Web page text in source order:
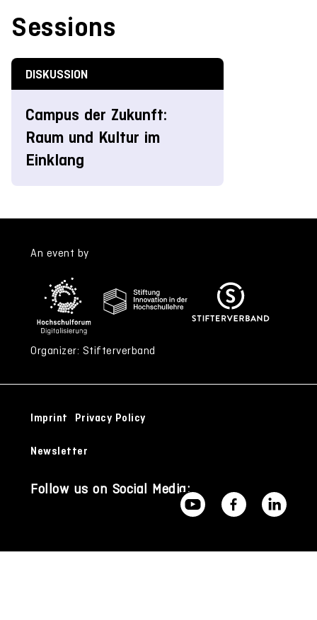
Sessions
DISKUSSION
Campus der Zukunft:
Raum und Kultur im
Einklang
An event by
Organizer: Stifterverband
Imprint Privacy Policy
Newsletter
Follow us on Social Media: